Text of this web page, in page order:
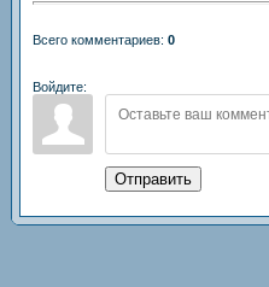
Всего комментариев: 0
Войдите:
Отправить